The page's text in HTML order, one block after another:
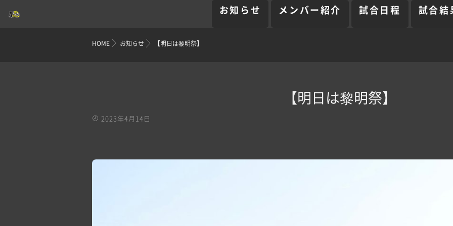
お知らせ メンバー紹介 試合日程 試合結
HOME お知らせ 【明日は黎明祭】
【明日は黎明祭】
2023年4月14日